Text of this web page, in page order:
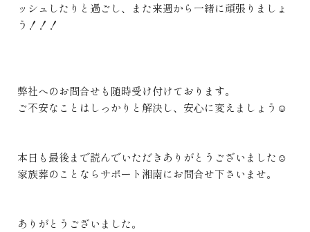
ッシュしたりと過ごし、また来週から一緒に頑張りましょ
う！！！
弊社へのお問合せも随時受け付けております。
ご不安なことはしっかりと解決し、安心に変えましょう☺
本日も最後まで読んでいただきありがとうございました☺
家族葬のことならサポート湘南にお問合せ下さいませ。
ありがとうございました。